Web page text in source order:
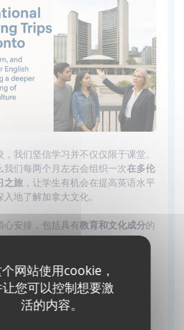
我们坚信学习并不仅仅限于课堂。
我们每两个月左右会组织一次在多伦
之旅 ，让学生有机会在提高英语水平
地了解加拿大文化。
心安排，包括具有教育和文化成分的
目的地包括：
会（国会） - 了解加拿大民主和政
学- 探索加拿大顶级大学之一。
术设计学院 （OCAD） - 毕业展 - 通
网站使用cookie，
您可以控制想要激
活的内容。